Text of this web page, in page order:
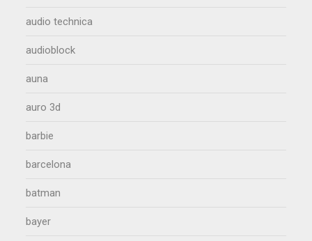
audio technica
audioblock
auna
auro 3d
barbie
barcelona
batman
bayer